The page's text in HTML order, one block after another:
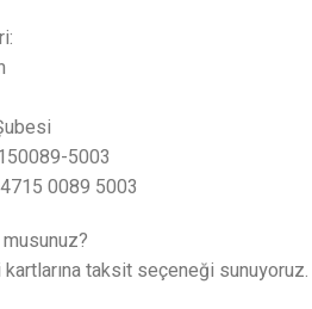
5003
0089 5003
taksit seçeneği sunuyoruz.